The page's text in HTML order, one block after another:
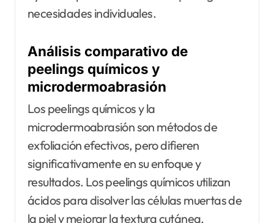
necesidades individuales.
Análisis comparativo de
peelings químicos y
microdermoabrasión
Los peelings químicos y la
microdermoabrasión son métodos de
exfoliación efectivos, pero difieren
significativamente en su enfoque y
resultados. Los peelings químicos utilizan
ácidos para disolver las células muertas de
la piel y mejorar la textura cutánea,